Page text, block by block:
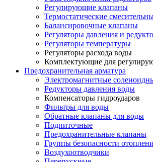
Регулирующие клапаны
Термостатические
Балансировочные клапаны
Регуляторы давления и
Регуляторы температуры
Регуляторы расхода воды
Комплектующие для
Предохранительная арматура
Электромагнитные
Редукторы давления воды
Компенсаторы гидроударов
Фильтры для воды
Обратные клапаны для воды
Подпиточные
Предохранительные клапаны
Группы безопасности
Воздухоотводчики